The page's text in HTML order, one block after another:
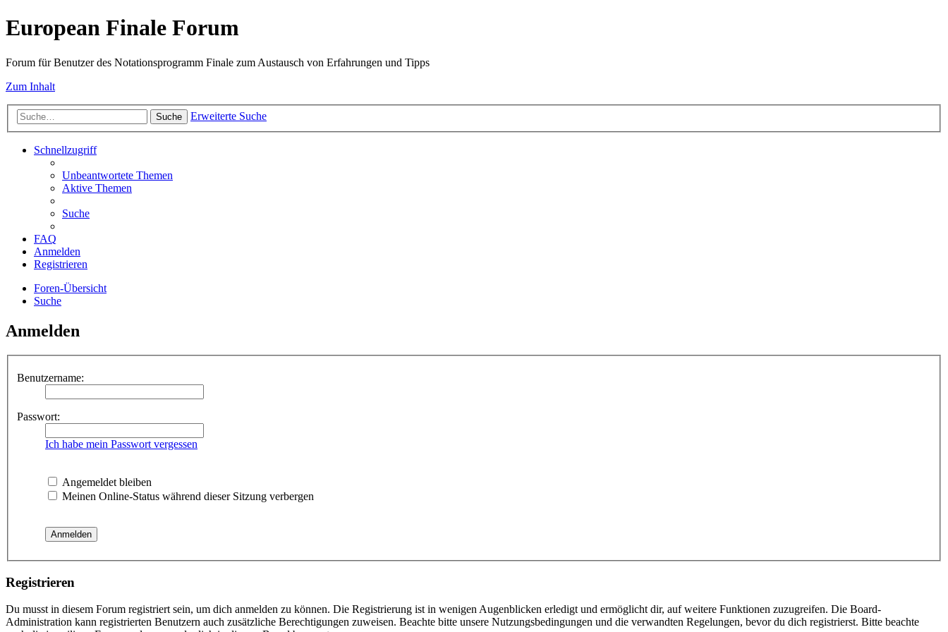
European Finale Forum
Forum für Benutzer des Notationsprogramm Finale zum Austausch von Erfahrungen und Tipps
Zum Inhalt
Suche Erweiterte Suche
Schnellzugriff
Unbeantwortete Themen
Aktive Themen
Suche
FAQ
Anmelden
Registrieren
Foren-Übersicht
Suche
Anmelden
Benutzername:
Passwort:
Ich habe mein Passwort vergessen
Angemeldet bleiben
Meinen Online-Status während dieser Sitzung verbergen
Registrieren
Du musst in diesem Forum registriert sein, um dich anmelden zu können. Die Registrierung ist in wenigen Augenblicken erledigt und ermöglicht dir, auf weitere Funktionen zuzugreifen. Die Board-
Administration kann registrierten Benutzern auch zusätzliche Berechtigungen zuweisen. Beachte bitte unsere Nutzungsbedingungen und die verwandten Regelungen, bevor du dich registrierst. Bitte beachte